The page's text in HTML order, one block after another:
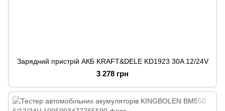
Зарядний пристрій АКБ KRAFT&DELE KD1923 30A 12/24V
3 278 грн